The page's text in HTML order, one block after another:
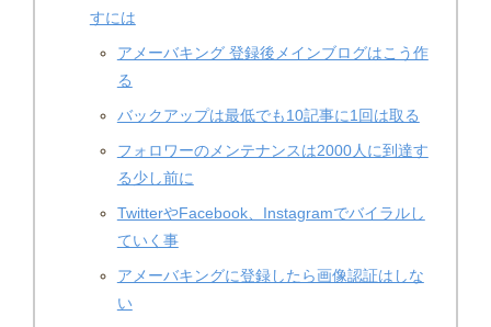
すには
アメーバキング 登録後メインブログはこう作
る
バックアップは最低でも10記事に1回は取る
フォロワーのメンテナンスは2000人に到達す
る少し前に
TwitterやFacebook、Instagramでバイラルし
ていく事
アメーバキングに登録したら画像認証はしな
い